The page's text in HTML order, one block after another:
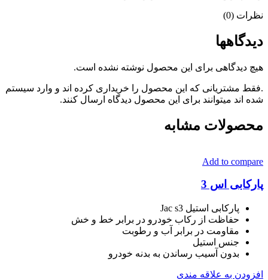
نظرات (0)
دیدگاهها
هیچ دیدگاهی برای این محصول نوشته نشده است.
.فقط مشتریانی که این محصول را خریداری کرده اند و وارد سیستم
شده اند میتوانند برای این محصول دیدگاه ارسال کنند.
محصولات مشابه
Add to compare
پارکابی اس 3
پارکابی استیل Jac s3
حفاظت از رکاب خودرو در برابر خط و خش
مقاومت در برابر آب و رطوبت
جنس استیل
بدون آسیب رساندن به بدنه خودرو
افزودن به علاقه مندی